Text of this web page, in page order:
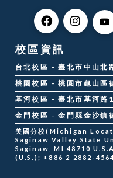
校區資訊
台北校區 - 臺北市中山
桃園校區 - 桃園市龜山
基河校區 - 臺北市基河
金門校區 - 金門縣金沙
美國分校(Michigan
Saginaw Valley State
Saginaw, MI 48710
(U.S.); +886 2 2882-